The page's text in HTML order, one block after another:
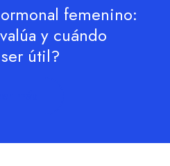
femenino:
y cuándo
útil?